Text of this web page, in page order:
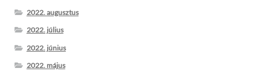
2022. augusztus
2022. július
2022. június
2022. május